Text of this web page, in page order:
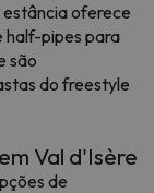
estância oferece
half-pipes para
são
do freestyle
Val d'Isère
de